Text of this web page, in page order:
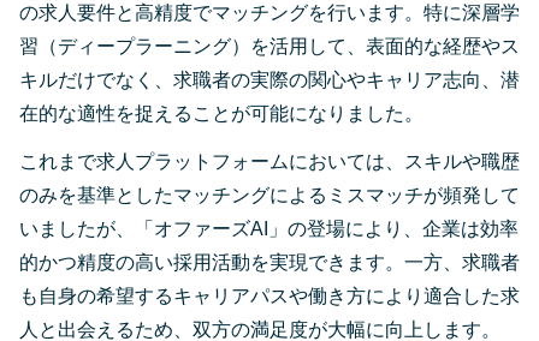
の求人要件と高精度でマッチングを行います。特に深層学
習（ディープラーニング）を活用して、表面的な経歴やス
キルだけでなく、求職者の実際の関心やキャリア志向、潜
在的な適性を捉えることが可能になりました。
これまで求人プラットフォームにおいては、スキルや職歴
のみを基準としたマッチングによるミスマッチが頻発して
いましたが、「オファーズAI」の登場により、企業は効率
的かつ精度の高い採用活動を実現できます。一方、求職者
も自身の希望するキャリアパスや働き方により適合した求
人と出会えるため、双方の満足度が大幅に向上します。